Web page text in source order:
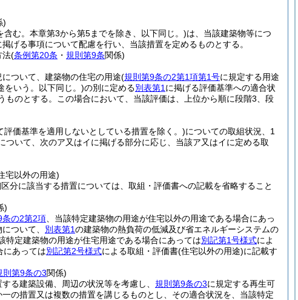
)
含む。本章第3から第5までを除き、以下同じ。)は、当該建築物等につ
げる事項について配慮を行い、当該措置を定めるものとする。
法(条例第20条 ・ 規則第9条関係)
ついて、建築物の住宅の用途(規則第9条の2第1項第1号に規定する用途
をいう。以下同じ。)の別に定める別表第1 に掲げる評価基準への適合状
ものとする。この場合において、当該評価は、上位から順に段階3、段
評価基準を適用しないとしている措置を除く。)についての取組状況、1
いて、次のア又はイに掲げる部分に応じ、当該ア又はイに定める取
宅以外の用途)
分に該当する措置については、取組・評価書への記載を省略すること
)
条の2第2項 、当該特定建築物の用途が住宅以外の用途である場合にあっ
ついて、 別表第1の建築物の熱負荷の低減及び省エネルギーシステムの
定建築物の用途が住宅用途である場合にあっては別記第1号様式によ
にあっては別記第2号様式による取組・評価書(住宅以外の用途)に記載す
則第9条の3関係)
る建築設備、周辺の状況等を考慮し、 規則第9条の3に規定する再生可
一の措置又は複数の措置を講じるものとし、その適合状況を、当該特定